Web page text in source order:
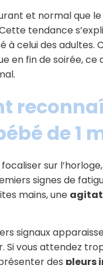
et normal que
tendance
à celui des
en fin de soirée,
de 1
sur
signes de
mains, une
signaux
Si vous attendez
des pleurs